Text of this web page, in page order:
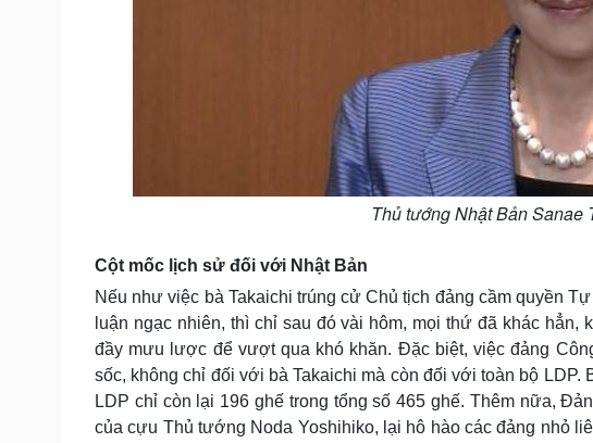
Thủ tướng Nhật Bản Sanae
Cột mốc lịch sử đối với Nhật Bản
Nếu như việc bà Takaichi trúng cử Chủ tịch đảng cầm quyền
luận ngạc nhiên, thì chỉ sau đó vài hôm, mọi thứ đã khác
đầy mưu lược để vượt qua khó khăn. Đặc biệt, việc đảng
sốc, không chỉ đối với bà Takaichi mà còn đối với toàn bộ
LDP chỉ còn lại 196 ghế trong tổng số 465 ghế. Thêm nữa,
của cựu Thủ tướng Noda Yoshihiko, lại hô hào các đảng nhỏ